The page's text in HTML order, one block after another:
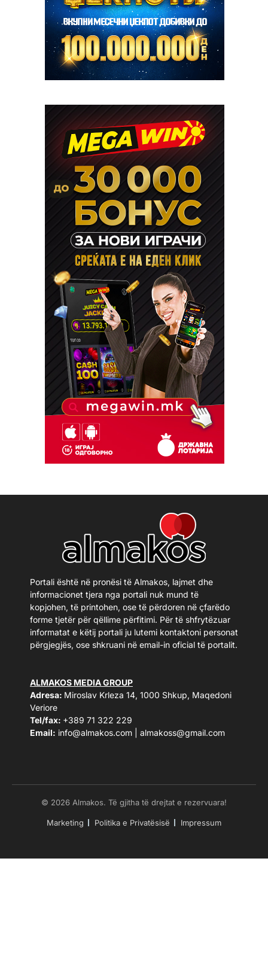
Portali është në pronësi të Almakos, lajmet dhe
informacionet tjera nga portali nuk mund të
kopjohen, të printohen, ose të përdoren në çfarëdo
forme tjetër për qëllime përfitimi. Për të shfrytëzuar
informatat e këtij portali ju lutemi kontaktoni personat
përgjegjës, ose shkruani në email-in oficial të portalit.
ALMAKOS MEDIA GROUP
Adresa: Miroslav Krleza 14, 1000 Shkup, Maqedoni
Veriore
Tel/fax: +389 71 322 229
Email: info@almakos.com almakoss@gmail.com
© 2026 Almakos. Të gjitha të drejtat e rezervuara!
Marketing Politika e Privatësisë Impressum